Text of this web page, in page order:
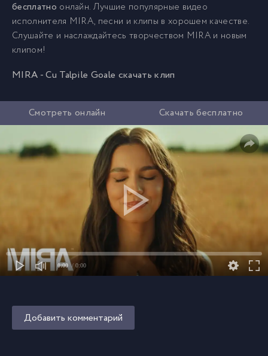
бесплатно онлайн. Лучшие популярные видео
исполнителя MIRA, песни и клипы в хорошем качестве.
Слушайте и наслаждайтесь творчеством MIRA и новым
клипом!
MIRA - Cu Talpile Goale скачать клип
Смотреть онлайн Скачать бесплатно
0:00 / 0:00
Добавить комментарий